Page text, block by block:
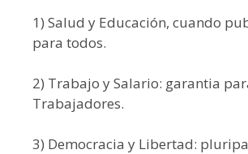
1) Salud y Educación, cuando
para todos.
2) Trabajo y Salario: garantia
Trabajadores.
3) Democracia y Libertad: